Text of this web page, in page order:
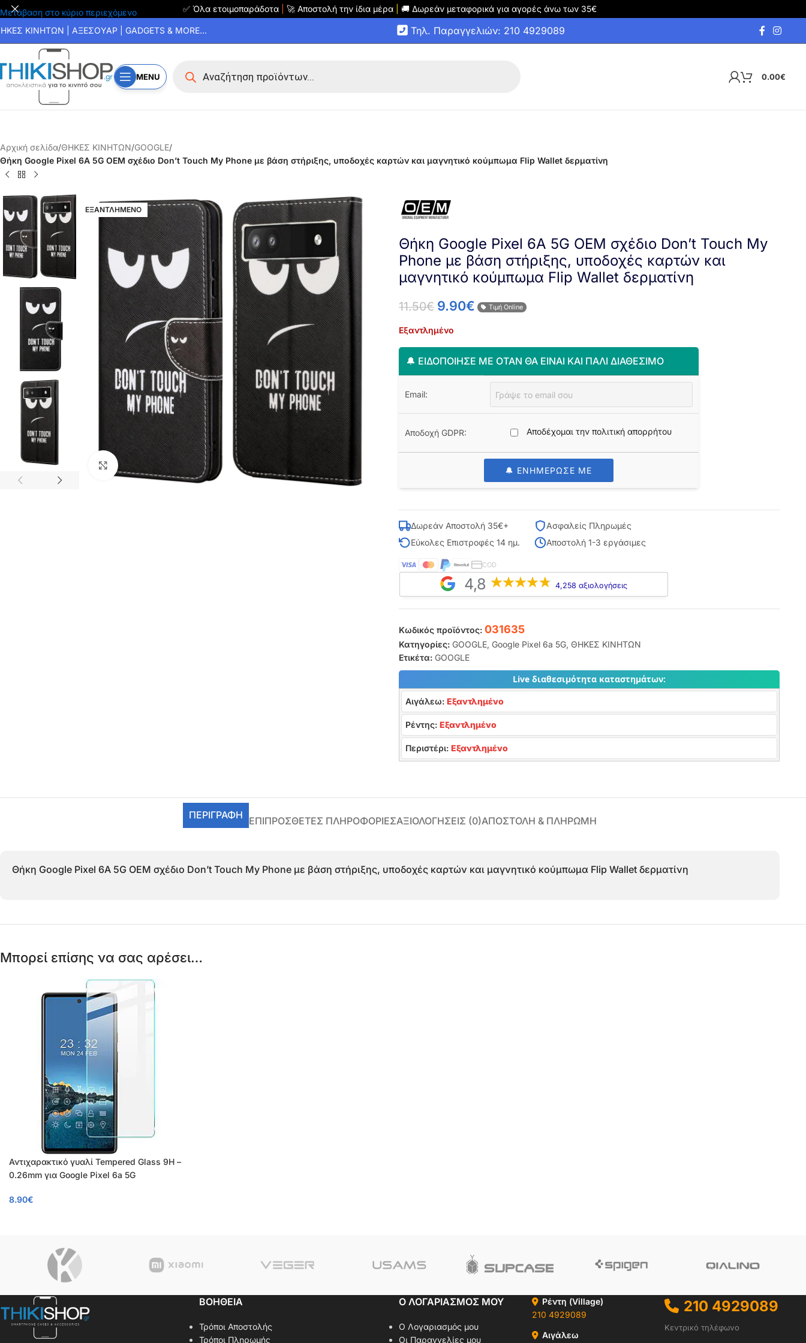
Μετάβαση στο κύριο περιεχόμενο ✅ Όλα ετοιμοπαράδοτα 🚀 Αποστολή την ίδια μέρα 🚚 Δωρεάν μεταφορικά για αγορές άνω των 35€
ΚΙΝΗΤΩΝ | ΑΞΕΣΟΥΑΡ | GADGETS & MORE... Τηλ. Παραγγελιών: 210 4929089
MENU 0.00€
Αρχική σελίδα/ΘΗΚΕΣ ΚΙΝΗΤΩΝ/GOOGLE/
Θήκη Google Pixel 6A 5G OEM σχέδιο Don’t Touch My Phone με βάση στήριξης, υποδοχές καρτών και μαγνητικό κούμπωμα Flip Wallet δερματίνη
ΕΞΑΝΤΛΗΜΕΝΟ
Click to enlarge
Θήκη Google Pixel 6A 5G OEM σχέδιο Don’t Touch My
Phone με βάση στήριξης, υποδοχές καρτών και
μαγνητικό κούμπωμα Flip Wallet δερματίνη
11.50€ 9.90€ Τιμή Online
Εξαντλημένο
🔔 ΕΙΔΟΠΟΊΗΣΈ ΜΕ ΌΤΑΝ ΘΑ ΕΊΝΑΙ ΚΑΙ ΠΆΛΙ ΔΙΑΘΈΣΙΜΟ
Email:
Αποδοχή GDPR: Αποδέχομαι την πολιτική απορρήτου
🔔 ΕΝΗΜΕΡΩΣΕ ΜΕ
Δωρεάν Αποστολή 35€+
Ασφαλείς Πληρωμές
Εύκολες Επιστροφές 14 ημ.
Αποστολή 1-3 εργάσιμες
COD
4,8 4,258 αξιολογήσεις
Κωδικός προϊόντος: 031635
Κατηγορίες: GOOGLE, Google Pixel 6a 5G, ΘΗΚΕΣ ΚΙΝΗΤΩΝ
Ετικέτα: GOOGLE
Live διαθεσιμότητα καταστημάτων:
Αιγάλεω: Εξαντλημένο
Ρέντης: Εξαντλημένο
Περιστέρι: Εξαντλημένο
ΠΕΡΙΓΡΑΦΉ ΕΠΙΠΡΌΣΘΕΤΕΣ ΠΛΗΡΟΦΟΡΊΕΣΑΞΙΟΛΟΓΉΣΕΙΣ (0)ΑΠΟΣΤΟΛΗ & ΠΛΗΡΩΜΗ
Θήκη Google Pixel 6A 5G OEM σχέδιο Don’t Touch My Phone με βάση στήριξης, υποδοχές καρτών και μαγνητικό κούμπωμα Flip Wallet δερματίνη
Μπορεί επίσης να σας αρέσει…
Αντιχαρακτικό γυαλί Tempered Glass 9H –
0.26mm για Google Pixel 6a 5G
8.90€
ΒΟΗΘΕΙΑ
Τρόποι Αποστολής
Τρόποι Πληρωμής
Ο ΛΟΓΑΡΙΑΣΜΟΣ ΜΟΥ
Ο Λογαριασμός μου
Οι Παραγγελίες μου
Ρέντη (Village)
210 4929089
Αιγάλεω
210 4929089
Κεντρικό τηλέφωνο